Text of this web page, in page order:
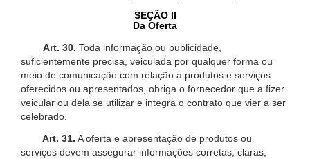
SEÇÃO II
Da Oferta
Art. 30. Toda informação ou publicidade,
suficientemente precisa, veiculada por qualquer forma ou
meio de comunicação com relação a produtos e serviços
oferecidos ou apresentados, obriga o fornecedor que a fizer
veicular ou dela se utilizar e integra o contrato que vier a ser
celebrado.
Art. 31. A oferta e apresentação de produtos ou
serviços devem assegurar informações corretas, claras,